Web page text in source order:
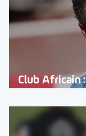
Club Africain